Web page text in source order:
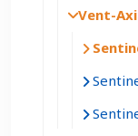
Vent-